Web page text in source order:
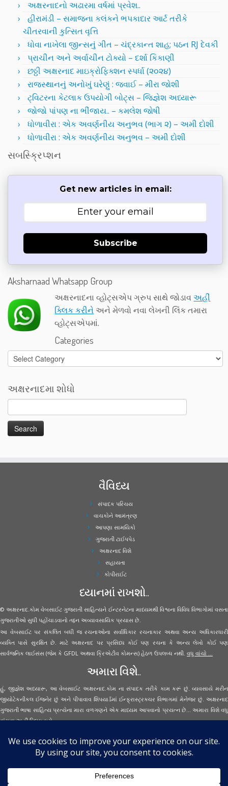
અક્ષરનાદનો અઢારમા વર્ષમાં પ્રવેશ..
હીરામંડી – સમાજના કલંકને ભપકાદાર આર્ટ તરીકે
ચીતરવાની કુત્સિત વૃત્તિ
ધોવા નાખેલા જીન્સનું ગીત – ચંદ્રકાન્ત શાહ; પઠન RJ દેવકી
પ્રાચીન અને અર્વાચીન ટોક્યો – દર્શા કિકાણી
છઠ્ઠી અક્ષરનાદ માઇક્રોફિક્શન સ્પર્ધા (૨૦૨૪)
રાજસ્થાનનું અનોખું ઘરેણું : જવાઈ – મીરા જોશી
ટ્વિટરના કેટલાક ઉપયોગી બોટ્સ – જિજ્ઞેશ અધ્યારૂ
જોજો પાંપણ ના ભીંજાય.. – કમલેશ જોષી
ધોળાવીરા : એક અવર્ણનીય અનુભવ (ભાગ ૨) – અમી દોશી
ધોળાવીરા : એક અવર્ણનીય અનુભવ – અમી દોશી
સબસ્ક્રિપ્શન
Get new articles in email:
Subscribe
Aksharnaad Whatsapp Group
અક્ષરનાદના વ્હોટ્સએપ ગ્રુપ સાથે જોડાવઅહીં
ક્લિક કરીને અને મેળવો નવા લેખની લિંક તમારા
વ્હોટ્સએપમાં.
Categories
Categories
અક્ષરનાદમા શોધો
વૈવિધ્ય
સંપાદક પરિચય
વાચકોને આમંત્રણ
આપણા સામયિકો
ગુજરાતી ટાઈપપેડ
અક્ષરનાદ વિશે
સહાયતા
કોપીરાઈટ
ધ્યાનમાં રાખશો..
© અક્ષરનાદ.કોમ વેબસાઈટ ગુજરાતી સાહિત્યને ઈન્ટરનેટના માધ્યમથી વિશ્વના વિવિધ વિભાગોમાં વસતા
ગુજરાતીઓ સુધી પહોંચાડવાનો તદ્દન અવ્યાવસાયિક પ્રયાસ છે.
આ વેબસાઈટ પર સંકલિત બધી જ રચનાઓના સર્વાધિકાર રચનાકાર અથવા અન્ય અધિકારધારી
વ્યક્તિ પાસે સુરક્ષિત છે. માટે અક્ષરનાદ પર પ્રસિધ્ધ કોઈ પણ રચના કે અન્ય લેખો કોઈ પણ
સાર્વજનિક લાઈસંસ (જેમ કે GFDL અથવા ક્રિએટીવ કોમન્સ) હેઠળ ઉપલબ્ધ નથી. વધુ વાંચો ...
અમારા વિશે..
હું, જીજ્ઞેશ અધ્યારૂ, આ વેબસાઈટ અક્ષરનાદ.કોમ ના સંપાદક તરીકે કામ કરૂં છું. વ્યવસાયે મરીન
જીયોટેકનીકલ ઈજનેર છું અને પીપાવાવ શિપયાર્ડમાં ઈન્ફ્રાસ્ટ્રક્ચર વિભાગમાં મેનેજર છું. અક્ષરનાદ
ગુજરાતી ભાષા સાહિત્ય પ્રત્યેના મારા વળગણને એક માધ્યમ આપવાનો પ્રયત્ન છે... અમારા વિશે વધુ
વાંચવાઅહીં ક્લિક કરો...
Secured Site Assurance